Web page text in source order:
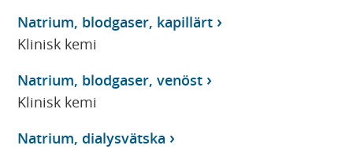
Natrium, blodgaser, kapillärt
Klinisk kemi
Natrium, blodgaser, venöst
Klinisk kemi
Natrium, dialysvätska